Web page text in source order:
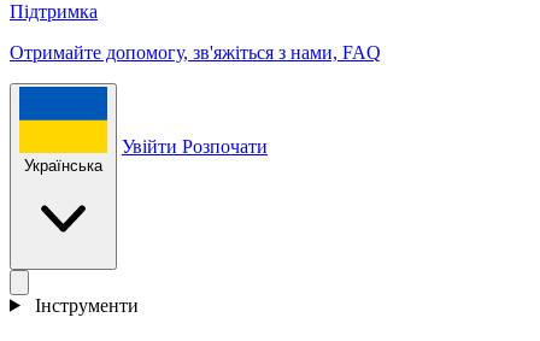
Підтримка
Отримайте допомогу, зв'яжіться з нами, FAQ
Українська
Увійти Розпочати
Інструменти